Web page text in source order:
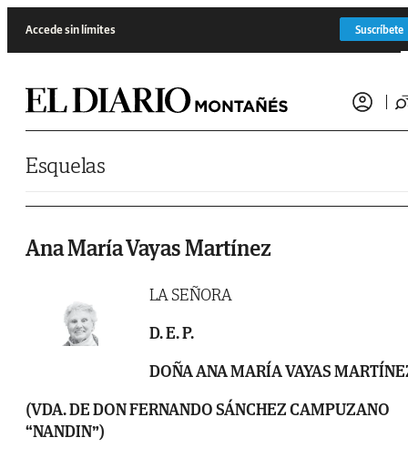
Accede sin límites Suscríbete
Esquelas
Ana María Vayas Martínez
LA SEÑORA
D. E. P.
DOÑA ANA MARÍA VAYAS
(VDA. DE DON FERNANDO SÁNCHEZ CAMPUZANO
“NANDIN”)